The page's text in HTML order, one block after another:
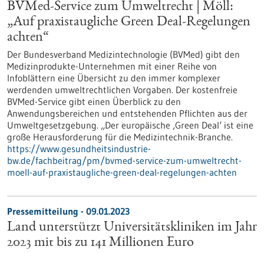
BVMed-Service zum Umweltrecht | Möll:
„Auf praxistaugliche Green Deal-Regelungen
achten“
Der Bundesverband Medizintechnologie (BVMed) gibt den
Medizinprodukte-Unternehmen mit einer Reihe von
Infoblättern eine Übersicht zu den immer komplexer
werdenden umweltrechtlichen Vorgaben. Der kostenfreie
BVMed-Service gibt einen Überblick zu den
Anwendungsbereichen und entstehenden Pflichten aus der
Umweltgesetzgebung. „Der europäische ‚Green Deal‘ ist eine
große Herausforderung für die Medizintechnik-Branche.
https://www.gesundheitsindustrie-
bw.de/fachbeitrag/pm/bvmed-service-zum-umweltrecht-
moell-auf-praxistaugliche-green-deal-regelungen-achten
Pressemitteilung - 09.01.2023
Land unterstützt Universitätskliniken im Jahr
2023 mit bis zu 141 Millionen Euro